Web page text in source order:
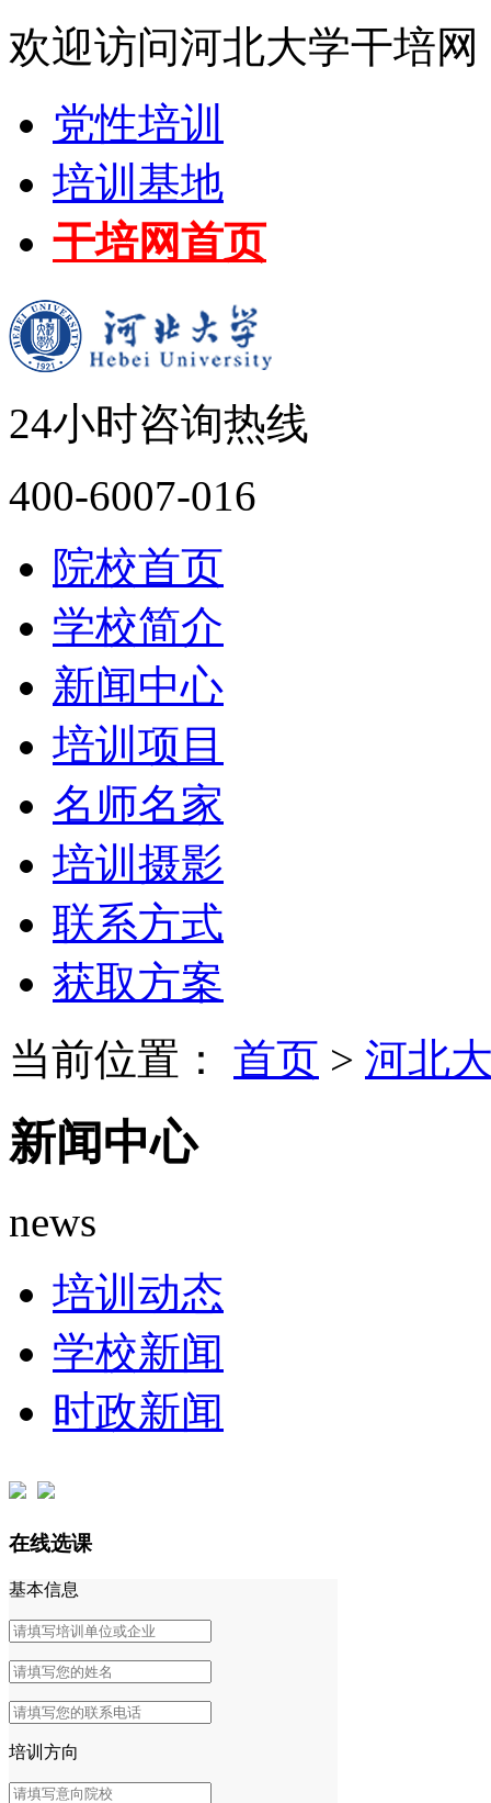
欢迎访问河北大学干培网
党性培训
培训基地
干培网首页
24小时咨询热线
400-6007-016
院校首页
学校简介
新闻中心
培训项目
名师名家
培训摄影
联系方式
获取方案
当前位置： 首页 > 河北
新闻中心
news
培训动态
学校新闻
时政新闻
在线选课
基本信息
培训方向